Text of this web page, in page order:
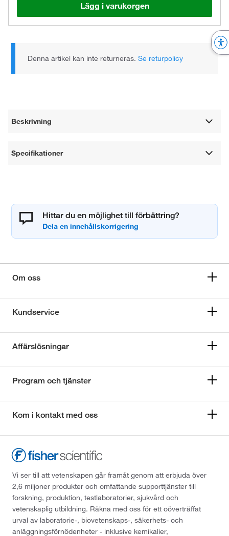
Lägg i varukorgen
Denna artikel kan inte returneras.Se returpolicy
Beskrivning
Specifikationer
Hittar du en möjlighet till förbättring?
Om oss
Kundservice
Affärslösningar
Program och tjänster
Kom i kontakt med oss
Vi ser till att vetenskapen går framåt genom att erbjuda över
2,6 miljoner produkter och omfattande supporttjänster till
forskning, produktion, testlaboratorier, sjukvård och
vetenskaplig utbildning. Räkna med oss för ett oöverträffat
urval av laboratorie-, biovetenskaps-, säkerhets- och
anläggningsförnödenheter - inklusive kemikalier,